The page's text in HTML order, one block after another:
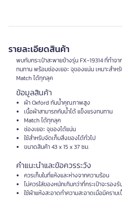
รายละเอียดสินค้า
พบกับกระเป๋าสะพายข้างรุ่น FX-19314 ที่ทำ
ทนทาน พร้อมช่องเยอะ จุของแน่น เหมาะสำห
Match ได้ทุกลุค
ข้อมูลสินค้า
ผ้า Oxford กันน้ำคุณภาพสูง
เนื้อผ้าสามารถกันน้ำได้ แข็งแรงทนทาน
Match ได้ทุกลุค
ช่องเยอะ จุของได้แน่น
ใช้สำหรับจัดเก็บสิ่งของได้ทั่วไป
ขนาดสินค้า 43 x 15 x 37 ซม.
คำแนะนำและข้อควรระวัง
ควรเก็บในที่แห้งและห่างจากความร้อน
ไม่ควรใส่ของหนักเกินกว่าที่กระเป๋าจะรองรั
ใช้ผ้าแห้งสะอาดทำความสะอาดเมื่อมีคราบ